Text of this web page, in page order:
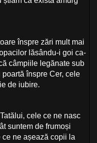
înspre zări mult mai
lăsându-i goi ca-
câmpiile legănate sub
înspre Cer, cele
de iubire.
cele ce ne nasc
suntem de frumoși
ne așează copii la